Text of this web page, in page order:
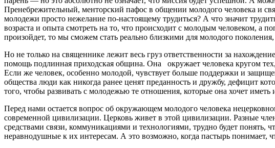
Пренебрежительный, менторский пафос в общении молодого человека и
молодежи просто нежелание по-настоящему трудиться? А что значит
возраста и опыта смотреть на то, что происходит с молодым человеком, а
произойдет, то мы сможем стать реально близкими для молодого
Но не только на священнике лежит весь груз ответственности за
помощь подлинная приходская община. Она окружает человека кругом
Если же человек, особенно молодой, чувствует больше поддержки и
общества люди как никогда ранее ценят преданность и дружбу, дефицит
того, чтобы развивать с молодежью те отношения, которые она хочет иметь
Перед нами остается вопрос об окружающем молодого человека
современной цивилизации. Церковь живет в этой цивилизации. Разные
средствами связи, коммуникациями и технологиями, трудно будет
неравнодушные к их интересам. А это возможно, когда пастырь понимает,